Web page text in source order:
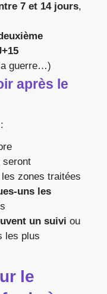
7 et 14 jours,
la guerre…)
après le
:
seront
zones traitées
uns les
un suivi ou
les plus
le